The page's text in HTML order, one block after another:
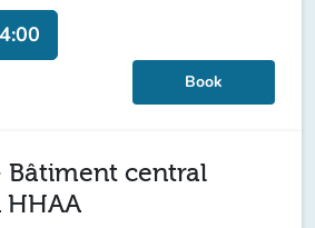
Book
Bâtiment central
HHAA